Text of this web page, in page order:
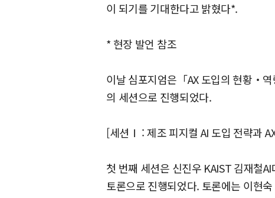
이 되기를 기대한다고 밝혔다*.
* 현장 발언 참조
이날 심포지엄은「AX 도입의 현황‧
의 세션으로 진행되었다.
[세션Ⅰ : 제조 피지컬 AI 도입 전략과
첫 번째 세션은 신진우 KAIST 김재철
토론으로 진행되었다. 토론에는 이현